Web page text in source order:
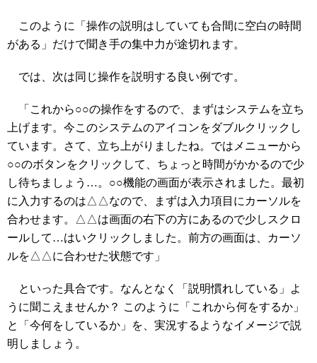
このように「操作の説明はしていても合間に空白の時間
がある」だけで聞き手の集中力が途切れます。
では、次は同じ操作を説明する良い例です。
「これから○○の操作をするので、まずはシステムを立ち
上げます。今このシステムのアイコンをダブルクリックし
ています。さて、立ち上がりましたね。ではメニューから
○○のボタンをクリックして、ちょっと時間がかかるので少
し待ちましょう…。○○機能の画面が表示されました。最初
に入力するのは△△なので、まずは入力項目にカーソルを
合わせます。△△は画面の右下の方にあるので少しスクロ
ールして…はいクリックしました。前方の画面は、カーソ
ルを△△に合わせた状態です」
といった具合です。なんとなく「説明慣れしている」よ
うに聞こえませんか？ このように「これから何をするか」
と「今何をしているか」を、実況するようなイメージで説
明しましょう。